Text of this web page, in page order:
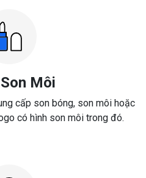
Môi
cấp son bóng, son môi hoặc
có hình son môi trong đó.